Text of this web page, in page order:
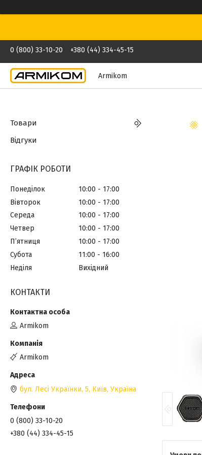
0 (800) 33-10-20 +380 (44) 334-45-15
Armikom
Товари
Відгуки
ГРАФІК РОБОТИ
Понеділок 10:00
17:00
Вівторок
10:00
17:00
Середа
10:00
17:00
Четвер
10:00
17:00
Пʼятниця
10:00
17:00
Субота
11:00
16:00
Неділя
Вихідний
КОНТАКТИ
Armikom
Armikom
бул. Лесі Українки, 5, Київ, Україна
0 (800) 33-10-20
+380 (44) 334-45-15